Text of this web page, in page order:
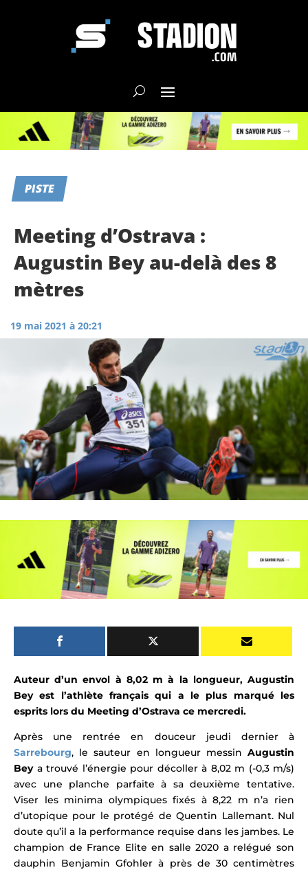
PISTE
Meeting d’Ostrava :
Augustin Bey au-delà des 8
mètres
19 mai 2021 à 20:21
Auteur d’un envol à 8,02 m à la longueur, Augustin
Bey est l’athlète français qui a le plus marqué les
esprits lors du Meeting d’Ostrava ce mercredi.
Après une rentrée en douceur jeudi dernier à
Sarrebourg, le sauteur en longueur messin Augustin
Beya trouvé l’énergie pour décoller à 8,02 m (-0,3 m/s)
avec une planche parfaite à sa deuxième tentative.
Viser les minima olympiques fixés à 8,22 m n’a rien
d’utopique pour le protégé de Quentin Lallemant. Nul
doute qu’il a la performance requise dans les jambes. Le
champion de France Elite en salle 2020 a relégué son
dauphin Benjamin Gfohler à près de 30 centimètres